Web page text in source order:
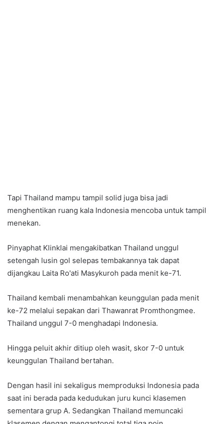
Tapi Thailand mampu tampil solid juga bisa jadi
menghentikan ruang kala Indonesia mencoba untuk tampil
menekan.
Pinyaphat Klinklai mengakibatkan Thailand unggul
setengah lusin gol selepas tembakannya tak dapat
dijangkau Laita Ro'ati Masykuroh pada menit ke-71.
Thailand kembali menambahkan keunggulan pada menit
ke-72 melalui sepakan dari Thawanrat Promthongmee.
Thailand unggul 7-0 menghadapi Indonesia.
Hingga peluit akhir ditiup oleh wasit, skor 7-0 untuk
keunggulan Thailand bertahan.
Dengan hasil ini sekaligus memproduksi Indonesia pada
saat ini berada pada kedudukan juru kunci klasemen
sementara grup A. Sedangkan Thailand memuncaki